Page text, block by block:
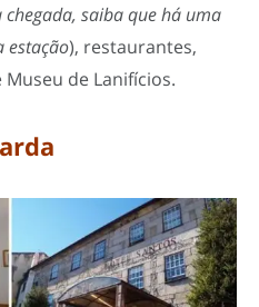
saiba que há uma
estação), restaurantes,
de Lanifícios.